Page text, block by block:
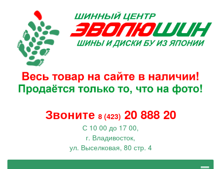
Звоните 8 (423) 20 888 20
С 10 00 до 17 00,
г. Владивосток,
ул. Выселковая, 80 стр. 4